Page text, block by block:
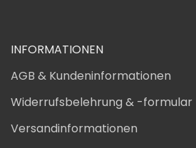
INFORMATIONEN
AGB & Kundeninformationen
Widerrufsbelehrung & -formular
Versandinformationen